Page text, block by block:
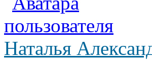
Наталья